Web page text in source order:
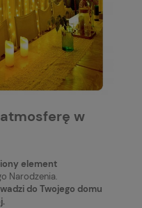
w
element
Narodzenia.
do Twojego domu